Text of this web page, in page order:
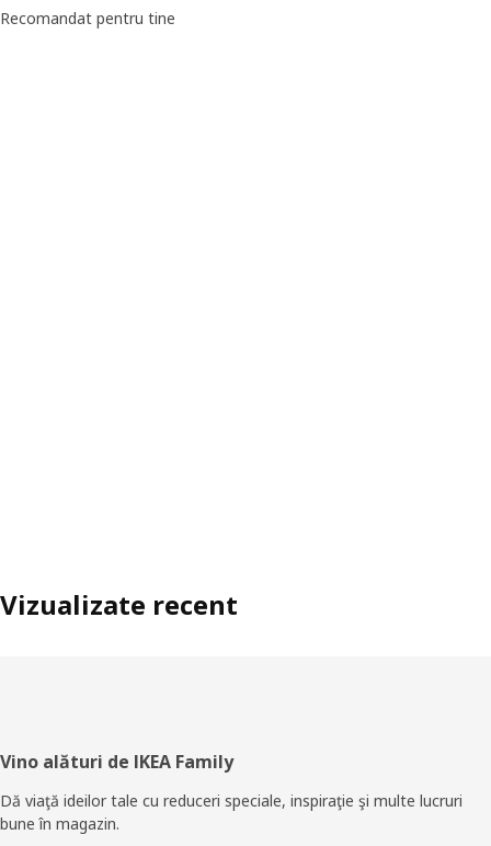
Recomandat pentru tine
Vizualizate recent
Subsol
Vino alături de IKEA Family
Dă viaţă ideilor tale cu reduceri speciale, inspiraţie şi multe lucruri
bune în magazin.